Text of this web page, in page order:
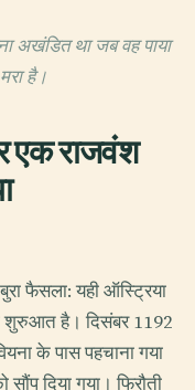
अखंडित था जब वह पाया
है।
एक राजवंश
फैसला: यही ऑस्ट्रिया
शुरुआत है। दिसंबर 1192
के पास पहचाना गया
दिया गया। फिरौती